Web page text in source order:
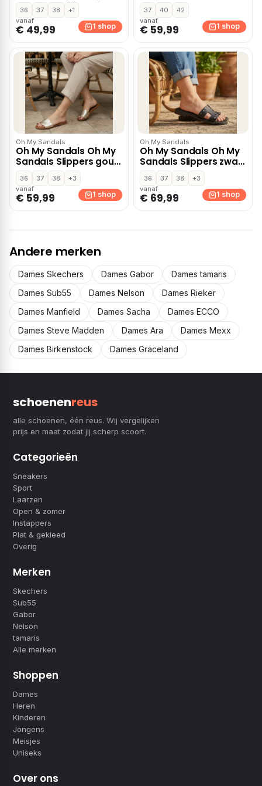
Leer
36 37 38
+1
vanaf
€ 49,99 1 shop
bruin Lak
37 40
42
vanaf
€ 59,99 1 shop
Oh My Sandals
Oh My Sandals Oh My
Sandals Slippers goud
Leer
36 37 38
+3
vanaf
€ 59,99 1 shop
Oh My Sandals
Oh My Sandals Oh My
Sandals Slippers zwart
Leer
36 37 38
+3
vanaf
€ 69,99 1 shop
Andere merken
Dames Skechers Dames Gabor
Dames tamaris
Dames Sub55
Dames Nelson
Dames Rieker
Dames Manfield
Dames Sacha
Dames ECCO
Dames Steve Madden
Dames Ara
Dames Mexx
Dames Birkenstock
Dames Graceland
schoenenreus
alle schoenen, één reus. Wij vergelijken
prijs en maat zodat jij scherp scoort.
Categorieën
Sneakers
Sport
Laarzen
Open & zomer
Instappers
Plat & gekleed
Overig
Merken
Skechers
Sub55
Gabor
Nelson
tamaris
Alle merken
Shoppen
Dames
Heren
Kinderen
Jongens
Meisjes
Uniseks
Over ons